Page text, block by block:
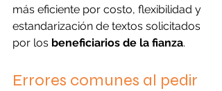
más eficiente por costo, flexibilidad y
estandarización de textos solicitados
por los beneficiarios de la fianza.
Errores comunes al pedir